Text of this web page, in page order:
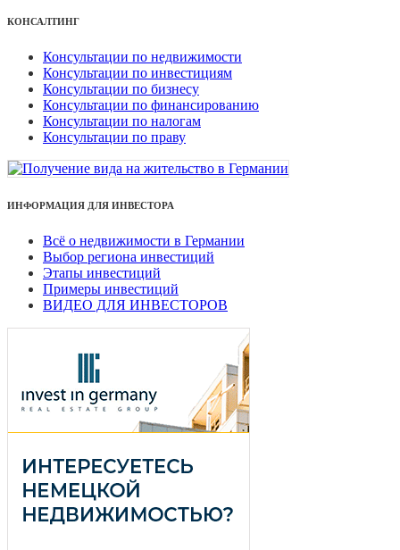
КОНСАЛТИНГ
Консультации по недвижимости
Консультации по инвестициям
Консультации по бизнесу
Консультации по финансированию
Консультации по налогам
Консультации по праву
ИНФОРМАЦИЯ ДЛЯ ИНВЕСТОРА
Всё о недвижимости в Германии
Выбор региона инвестиций
Этапы инвестиций
Примеры инвестиций
ВИДЕО ДЛЯ ИНВЕСТОРОВ